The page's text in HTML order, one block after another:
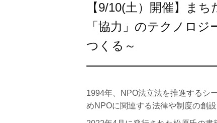
【9/10(土）開催】ま
「協力」のテクノロ
つくる～
1994年、NPO法立法を推進するシ
めNPOに関連する法律や制度の創